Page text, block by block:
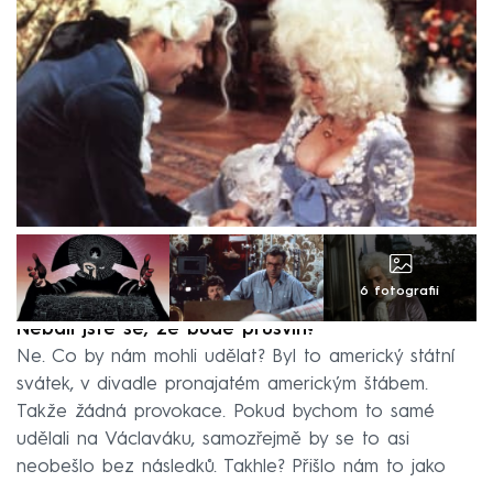
6 fotografií
Nebáli jste se, že bude průšvih?
Ne. Co by nám mohli udělat? Byl to americký státní
svátek, v divadle pronajatém americkým štábem.
Takže žádná provokace. Pokud bychom to samé
udělali na Václaváku, samozřejmě by se to asi
neobešlo bez následků. Takhle? Přišlo nám to jako